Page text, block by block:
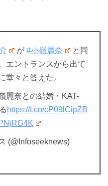
が #小嶺麗奈
と同
エントランスから出て
堂々と答えた。
麗奈との結婚・KAT-
https://t.co/cP09lCipZB
(@Infoseeknews)